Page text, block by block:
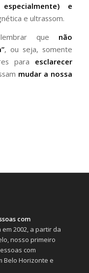
e
e ultrassom.
que não
, ou seja, somente
para esclarecer
mudar a nossa
com
2002, a partir da
nosso primeiro
com
Belo Horizonte e